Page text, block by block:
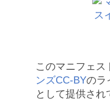
このマニフェス
ンズCC-BYのラ
として提供され